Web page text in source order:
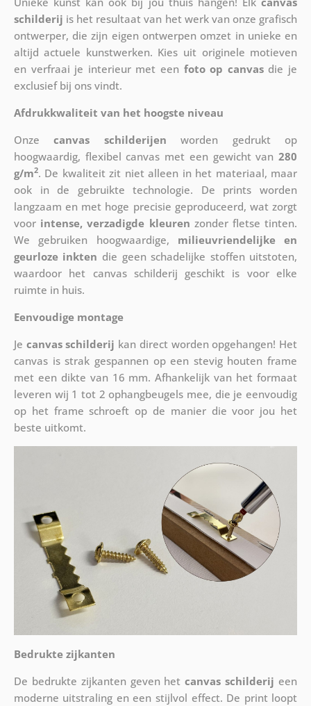
schilderij is het resultaat van het werk van onze grafisch
ontwerper, die zijn eigen ontwerpen omzet in unieke en
altijd actuele kunstwerken. Kies uit originele motieven
en verfraai je interieur met een foto op canvasdie je
exclusief bij ons vindt.
Afdrukkwaliteit van het hoogste niveau
Onzecanvas schilderijen worden gedrukt op
hoogwaardig, flexibel canvas met een gewicht van280
g/m2. De kwaliteit zit niet alleen in het materiaal, maar
ook in de gebruikte technologie. De prints worden
langzaam en met hoge precisie geproduceerd, wat zorgt
voor intense, verzadigde kleuren zonder fletse tinten.
We gebruiken hoogwaardige, milieuvriendelijke en
geurloze inkten die geen schadelijke stoffen uitstoten,
waardoor het canvas schilderij geschikt is voor elke
ruimte in huis.
Eenvoudige montage
Je canvas schilderij kan direct worden opgehangen! Het
canvas is strak gespannen op een stevig houten frame
met een dikte van 16 mm. Afhankelijk van het formaat
leveren wij 1 tot 2 ophangbeugels mee, die je eenvoudig
op het frame schroeft op de manier die voor jou het
beste uitkomt.
Bedrukte zijkanten
De bedrukte zijkanten geven hetcanvas schilderij een
moderne uitstraling en een stijlvol effect. De print loopt